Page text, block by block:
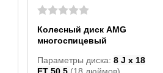
Колесный диск AMG
многоспицевый
Параметры диска:8 J x 18
ET 50,5 (18 дюймов).